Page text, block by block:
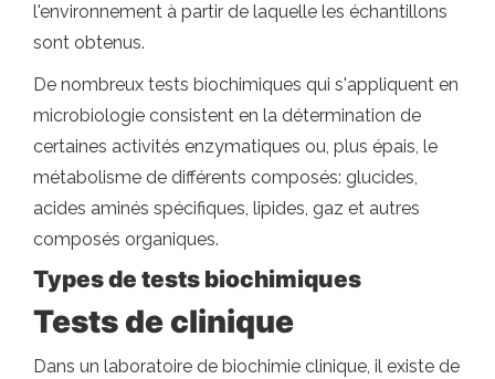
l'environnement à partir de laquelle les échantillons
sont obtenus.
De nombreux tests biochimiques qui s'appliquent en
microbiologie consistent en la détermination de
certaines activités enzymatiques ou, plus épais, le
métabolisme de différents composés: glucides,
acides aminés spécifiques, lipides, gaz et autres
composés organiques.
Types de tests biochimiques
Tests de clinique
Dans un laboratoire de biochimie clinique, il existe de